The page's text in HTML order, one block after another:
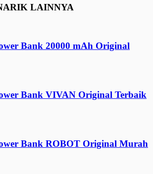
LAINNYA
Bank 20000 mAh Original
Bank VIVAN Original Terbaik
Bank ROBOT Original Murah